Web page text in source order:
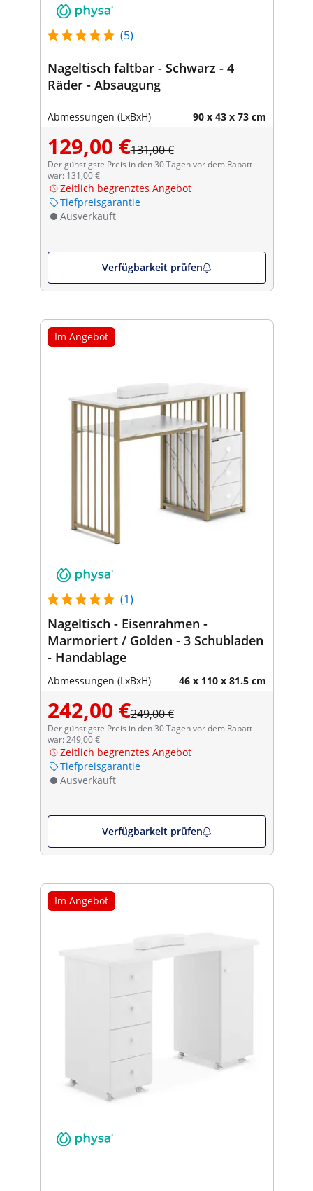
(5)
Nageltisch faltbar - Schwarz - 4
Räder - Absaugung
Abmessungen (LxBxH) 90 x 43 x 73 cm
129,00 €131,00 €
Der günstigste Preis in den 30 Tagen vor dem Rabatt
war: 131,00 €
Zeitlich begrenztes Angebot
Tiefpreisgarantie
Ausverkauft
Verfügbarkeit prüfen
Im Angebot
(1)
Nageltisch - Eisenrahmen -
Marmoriert / Golden - 3 Schubladen
- Handablage
Abmessungen (LxBxH) 46 x 110 x 81.5 cm
242,00 €249,00 €
Der günstigste Preis in den 30 Tagen vor dem Rabatt
war: 249,00 €
Zeitlich begrenztes Angebot
Tiefpreisgarantie
Ausverkauft
Verfügbarkeit prüfen
Im Angebot